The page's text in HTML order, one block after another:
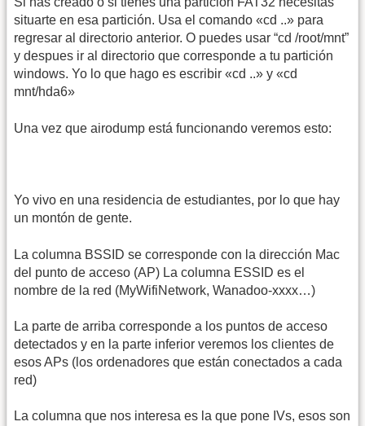
situarte en esa partición. Usa el comando «cd ..» para
regresar al directorio anterior. O puedes usar “cd /root/mnt”
y despues ir al directorio que corresponde a tu partición
windows. Yo lo que hago es escribir «cd ..» y «cd
mnt/hda6»
Una vez que airodump está funcionando veremos esto:
Yo vivo en una residencia de estudiantes, por lo que hay
un montón de gente.
La columna BSSID se corresponde con la dirección Mac
del punto de acceso (AP) La columna ESSID es el
nombre de la red (MyWifiNetwork, Wanadoo-xxxx…)
La parte de arriba corresponde a los puntos de acceso
detectados y en la parte inferior veremos los clientes de
esos APs (los ordenadores que están conectados a cada
red)
La columna que nos interesa es la que pone IVs, esos son